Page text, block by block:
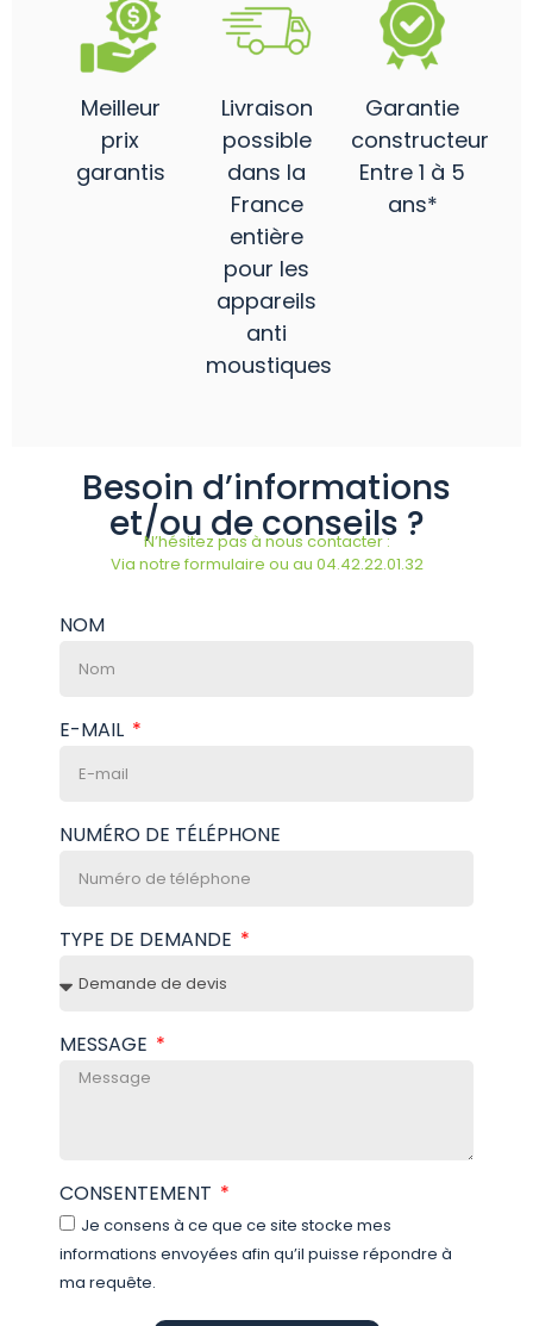
Meilleur
prix
garantis
Livraison
possible
dans la
France
entière
pour les
appareils
anti
moustiques
Garantie
constructeur
Entre 1 à 5
ans*
Besoin d’informations
et/ou de conseils ?
N’hésitez pas à nous contacter :
Via notre formulaire ou au 04.42.22.01.32
NOM
E-MAIL
NUMÉRO DE TÉLÉPHONE
TYPE DE DEMANDE
MESSAGE
CONSENTEMENT
Je consens à ce que ce site stocke mes
informations envoyées afin qu’il puisse répondre à
ma requête.